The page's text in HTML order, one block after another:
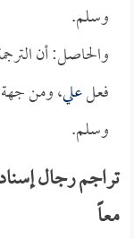
وسلم.
والحاصل: أن
فعلعلي، ومن جهة
وسلم.
تراجم رجال
معاً